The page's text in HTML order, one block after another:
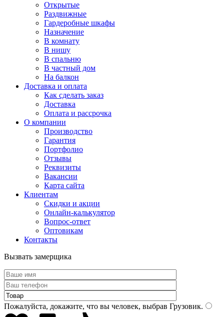
Открытые
Раздвижные
Гардеробные шкафы
Назначение
В комнату
В нишу
В спальню
В частный дом
На балкон
Доставка и оплата
Как сделать заказ
Доставка
Оплата и рассрочка
О компании
Производство
Гарантия
Портфолио
Отзывы
Реквизиты
Вакансии
Карта сайта
Клиентам
Скидки и акции
Онлайн-калькулятор
Вопрос-ответ
Оптовикам
Контакты
Вызвать замерщика
Пожалуйста, докажите, что вы человек, выбрав Грузовик.